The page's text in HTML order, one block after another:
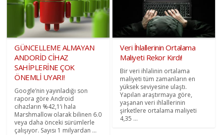
GÜNCELLEME ALMAYAN
ANDORİD CİHAZ
SAHİPLERİNE ÇOK
ÖNEMLİ UYARI!
Google’nin yayınladığı son
rapora göre Android
cihazların %42,1’i hala
Marshmallow olarak bilinen 6.0
veya daha önceki sürümlerle
çalışıyor. Sayısı 1 milyardan ...
Veri İhlallerinin Ortalama
Maliyeti Rekor Kırdı!
Bir veri ihlalinin ortalama
maliyeti tüm zamanların en
yüksek seviyesine ulaştı.
Yapılan araştırmaya göre,
yaşanan veri ihlallerinin
şirketlere ortalama maliyeti
4,35 ...